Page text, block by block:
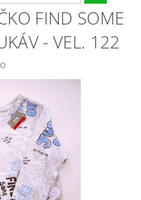
FIND SOME
- VEL. 122